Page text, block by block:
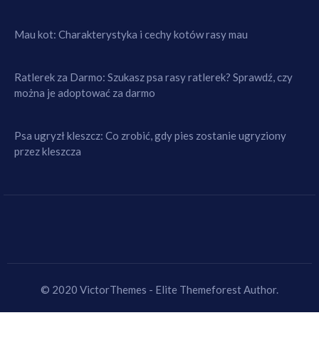
Mau kot: Charakterystyka i cechy kotów rasy mau
Ratlerek za Darmo: Szukasz psa rasy ratlerek? Sprawdź, czy
można je adoptować za darmo
Psa ugryzł kleszcz: Co zrobić, gdy pies zostanie ugryziony
przez kleszcza
© 2020 VictorThemes - Elite Themeforest Author.